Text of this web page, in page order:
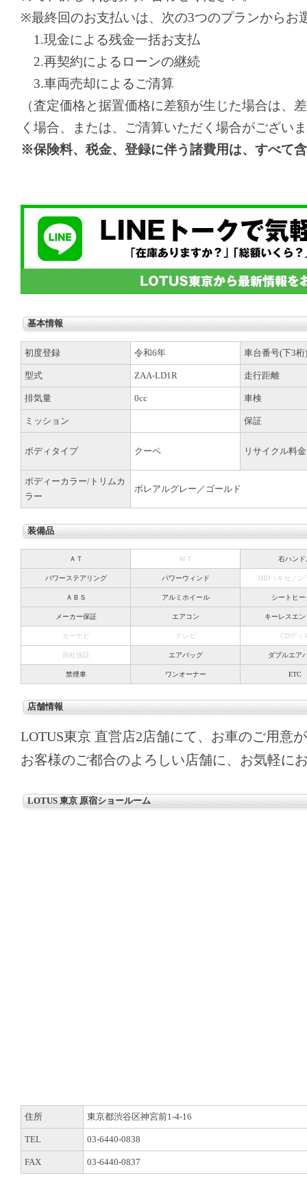
※最終回のお支払いは、次の3つのプランからお
1.現金による残金一括お支払
2.再契約によるローンの継続
3.車両売却によるご清算
（査定価格と据置価格に差額が生じた場合は、
く場合、または、ご清算いただく場合がござい
※保険料、税金、登録に伴う諸費用は、すべて
基本情報
初度登録 令和6年 車台番号(下3桁)
型式 ZAA-LD1R 走行距離
排気量 0cc 車検
ミッション 保証
ボディタイプ クーペ リサイクル料金
ボディーカラー/トリムカ
ラー
ボレアルグレー／ゴールド
装備品
ＡＴ ＭＴ 右ハンド
パワーステアリング パワーウィンド HID（キセノン
ＡＢＳ アルミホイール シートヒー
メーカー保証 エアコン キーレスエン
カーナビ テレビ CDデッ
自社保証 エアバッグ ダブルエア
禁煙車 ワンオーナー ETC
店舗情報
LOTUS東京 直営店2店舗にて、お車のご用意
お客様のご都合のよろしい店舗に、お気軽に
LOTUS 東京 原宿ショールーム
住所 東京都渋谷区神宮前1-4-16
TEL 03-6440-0838
FAX 03-6440-0837